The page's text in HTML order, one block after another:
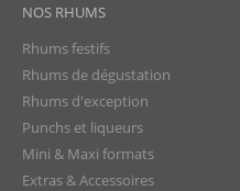
NOS RHUMS
Rhums festifs
Rhums de dégustation
Rhums d'exception
Punchs et liqueurs
Mini & Maxi formats
Extras & Accessoires